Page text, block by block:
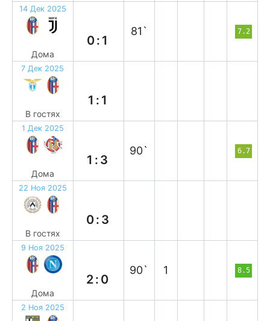
14 Дек 2025
Дома
0:1
81` 7.2
7 Дек 2025
В гостях
1:1
1 Дек 2025
Дома
1:3
90` 6.7
22 Ноя 2025
В гостях
0:3
9 Ноя 2025
Дома
2:0
90` 1 8.5
2 Ноя 2025